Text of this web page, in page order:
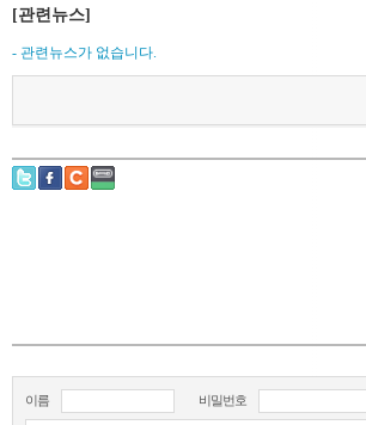
[관련뉴스]
- 관련뉴스가 없습니다.